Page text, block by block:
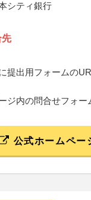
シティ銀行
先
提出用フォームの
ジ内の問合せフォー
公式ホームペー